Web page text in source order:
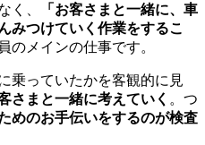
く、
「お客さまと一緒に、車
みつけていく作業をするこ
のメインの仕事です。
乗っていたかを客観的に見
さまと一緒に考えていく 。つ
めのお手伝いをするのが検査